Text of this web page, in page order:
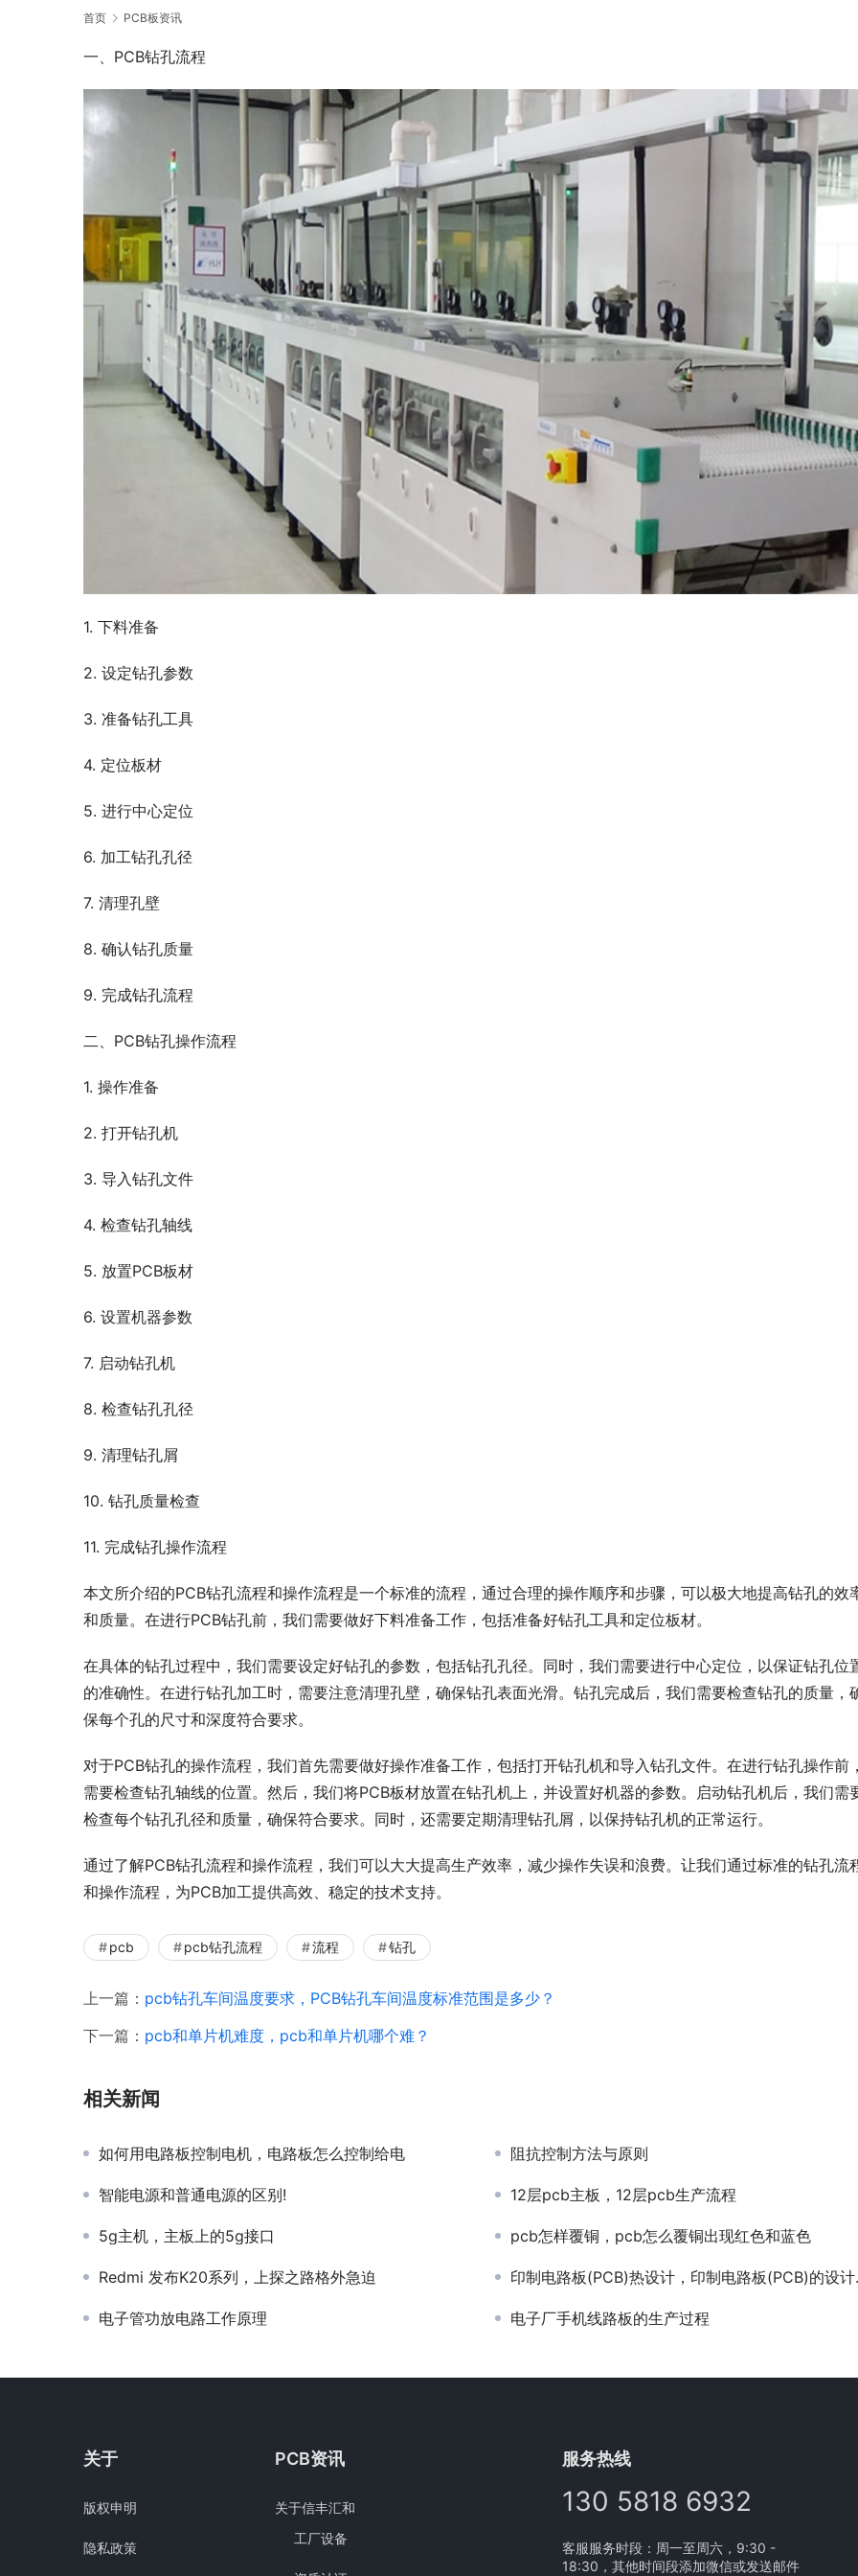
首页 PCB板资讯
一、PCB钻孔流程
1. 下料准备
2. 设定钻孔参数
3. 准备钻孔工具
4. 定位板材
5. 进行中心定位
6. 加工钻孔孔径
7. 清理孔壁
8. 确认钻孔质量
9. 完成钻孔流程
二、PCB钻孔操作流程
1. 操作准备
2. 打开钻孔机
3. 导入钻孔文件
4. 检查钻孔轴线
5. 放置PCB板材
6. 设置机器参数
7. 启动钻孔机
8. 检查钻孔孔径
9. 清理钻孔屑
10. 钻孔质量检查
11. 完成钻孔操作流程
本文所介绍的PCB钻孔流程和操作流程是一个标准的流程，通过合理的操作顺序和步骤，可以极大地提高钻孔的效
和质量。在进行PCB钻孔前，我们需要做好下料准备工作，包括准备好钻孔工具和定位板材。
在具体的钻孔过程中，我们需要设定好钻孔的参数，包括钻孔孔径。同时，我们需要进行中心定位，以保证钻孔位
的准确性。在进行钻孔加工时，需要注意清理孔壁，确保钻孔表面光滑。钻孔完成后，我们需要检查钻孔的质量，
保每个孔的尺寸和深度符合要求。
对于PCB钻孔的操作流程，我们首先需要做好操作准备工作，包括打开钻孔机和导入钻孔文件。在进行钻孔操作前，
需要检查钻孔轴线的位置。然后，我们将PCB板材放置在钻孔机上，并设置好机器的参数。启动钻孔机后，我们需
检查每个钻孔孔径和质量，确保符合要求。同时，还需要定期清理钻孔屑，以保持钻孔机的正常运行。
通过了解PCB钻孔流程和操作流程，我们可以大大提高生产效率，减少操作失误和浪费。让我们通过标准的钻孔流
和操作流程，为PCB加工提供高效、稳定的技术支持。
pcb pcb钻孔流程 流程 钻孔
上一篇： pcb钻孔车间温度要求，PCB钻孔车间温度标准范围是多少？
下一篇： pcb和单片机难度，pcb和单片机哪个难？
相关新闻
如何用电路板控制电机，电路板怎么控制给电 阻抗控制方法与原则
智能电源和普通电源的区别! 12层pcb主板，12层pcb生产流程
5g主机，主板上的5g接口 pcb怎样覆铜，pcb怎么覆铜出现红色和蓝色
Redmi 发布K20系列，上探之路格外急迫 印制电路板(PCB)热设计，印制电路板(PCB)的设计也属于电子工艺过程
电子管功放电路工作原理 电子厂手机线路板的生产过程
关于
版权申明
隐私政策
PCB资讯
关于信丰汇和
工厂设备
服务热线
130 5818 6932
客服服务时段：周一至周六，9:30 -
18:30，其他时间段添加微信或发送邮件